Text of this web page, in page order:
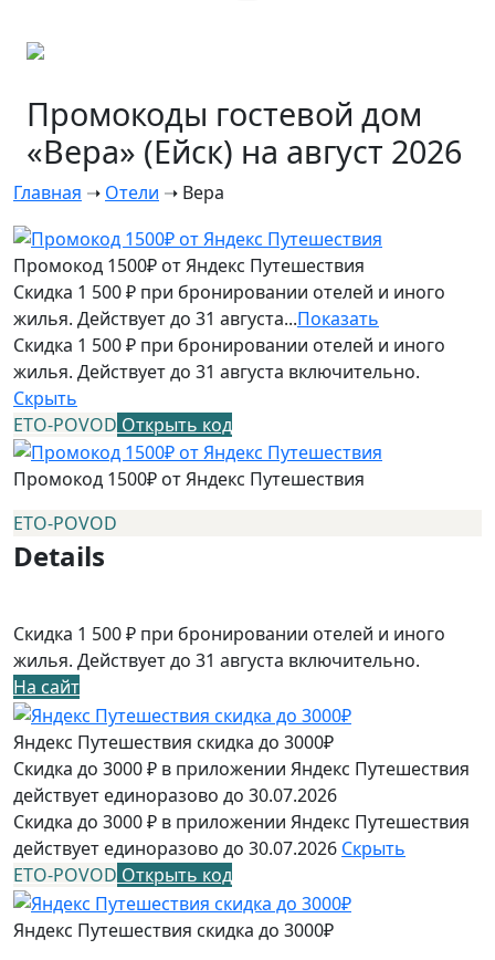
Промокоды гостевой дом
«Вера» (Ейск) на август 2026
Главная ➝ Отели ➝ Вера
Промокод 1500₽ от Яндекс Путешествия
Скидка 1 500 ₽ при бронировании отелей и иного
жилья. Действует до 31 августа...Показать
Скидка 1 500 ₽ при бронировании отелей и иного
жилья. Действует до 31 августа включительно.
Скрыть
ETO-POVOD Открыть код
Промокод 1500₽ от Яндекс Путешествия
ETO-POVOD
Details
Скидка 1 500 ₽ при бронировании отелей и иного
жилья. Действует до 31 августа включительно.
На сайт
Яндекс Путешествия скидка до 3000₽
Скидка до 3000 ₽ в приложении Яндекс Путешествия
действует единоразово до 30.07.2026
Скидка до 3000 ₽ в приложении Яндекс Путешествия
действует единоразово до 30.07.2026 Скрыть
ETO-POVOD Открыть код
Яндекс Путешествия скидка до 3000₽